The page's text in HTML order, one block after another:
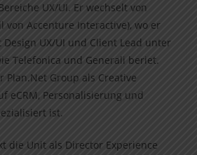
UX/UI. Er wechselt von
von Accenture Interactive), wo er
UX/UI und Client Lead unter
Telefonica und Generali beriet.
Plan.Net Group als Creative
eCRM, Personalisierung und
ist.
die Unit als Director Experience